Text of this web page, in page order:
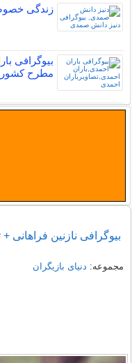
زندگی
بیوگرافی
مطرح کشور
بیوگرافی نازنین فراهانی +
مجموعه: دنیای بازیگران